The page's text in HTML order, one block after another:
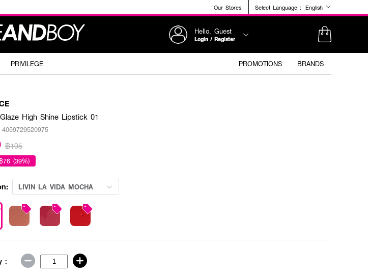
Our Stores Select Language : English
Hello, Guest
Login / Register
PRIVILEGE PROMOTIONS BRANDS
High Shine Lipstick 01
฿195
76 (39%)
LIVIN LA VIDA MOCHA
: